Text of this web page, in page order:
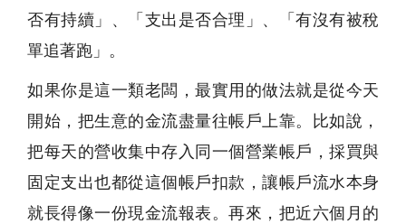
否有持續」、「支出是否合理」、「有沒有被稅
單追著跑」。
如果你是這一類老闆，最實用的做法就是從今天
開始，把生意的金流盡量往帳戶上靠。比如說，
把每天的營收集中存入同一個營業帳戶，採買與
固定支出也都從這個帳戶扣款，讓帳戶流水本身
就長得像一份現金流報表。再來，把近六個月的